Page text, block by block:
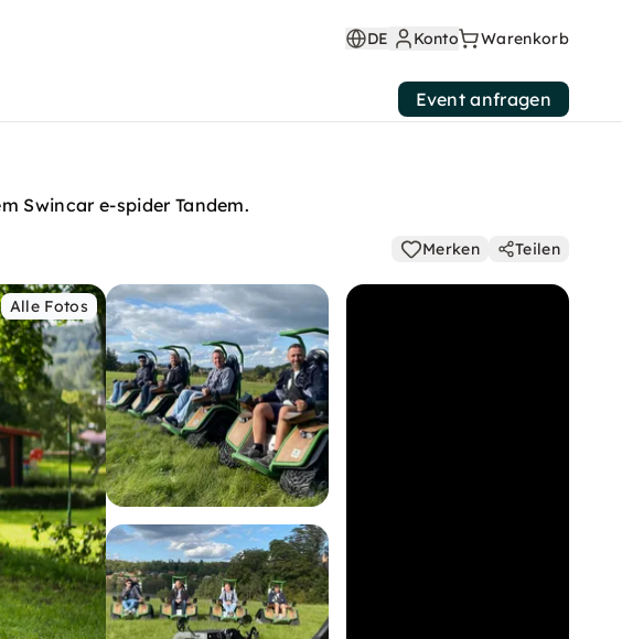
DE Konto Warenkorb
Event anfragen
Swincar e-spider Tandem.
Merken Teilen
Alle Fotos